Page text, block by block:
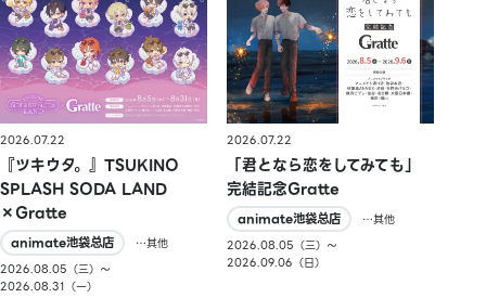
2026.07.22
『ツキウタ。』TSUKINO
SPLASH SODA LAND
×Gratte
animate池袋总店
…其他
2026.08.05（三）〜
2026.08.31（一）
2026.07.22
「君となら恋をしてみても」
完結記念Gratte
animate池袋总店
…其他
2026.08.05（三）〜
2026.09.06（日）